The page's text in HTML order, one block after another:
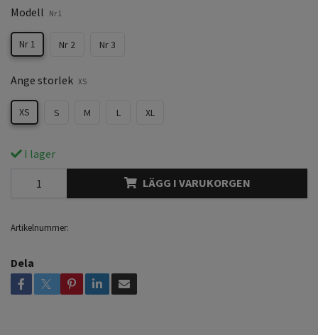
Modell Nr 1
Nr 1 Nr 2 Nr 3
Ange storlek XS
XS S M L XL
I lager
LÄGG I VARUKORGEN
Artikelnummer:
Dela